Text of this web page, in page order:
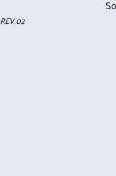
REV 02